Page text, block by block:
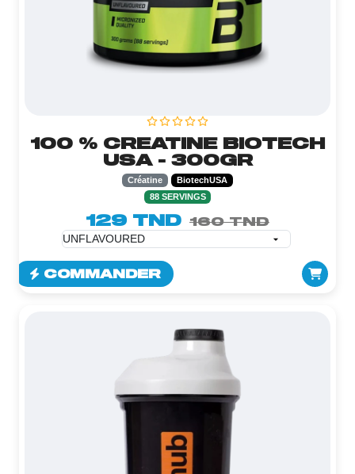
100 % CREATINE BIOTECH
USA - 300GR
Créatine
BiotechUSA
88 SERVINGS
129 TND 160 TND
COMMANDER